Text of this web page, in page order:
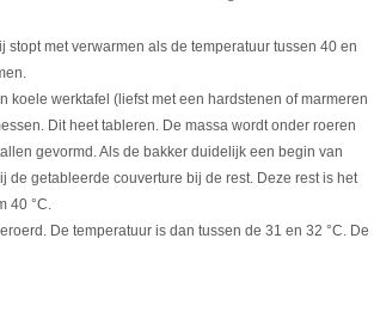
met verwarmen als de temperatuur tussen 40 en
koele werktafel (liefst met een hardstenen of marmeren
Dit heet tableren. De massa wordt onder roeren
gevormd. Als de bakker duidelijk een begin van
de getableerde couverture bij de rest. Deze rest is het
40 °C.
De temperatuur is dan tussen de 31 en 32 °C. De